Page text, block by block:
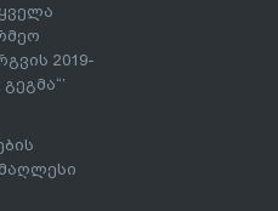
2019-